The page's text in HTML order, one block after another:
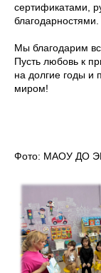
сертификатами,
благодарностями.
Мы благодарим
Пусть любовь к
на долгие годы и
миром!
Фото: МАОУ ДО